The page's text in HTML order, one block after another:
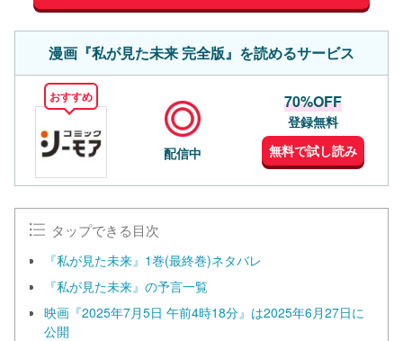
漫画『私が見た未来 完全版』を読めるサービス
おすすめ
配信中
70%OFF
登録無料
無料で試し読み
タップできる目次
『私が見た未来』1巻(最終巻)ネタバレ
『私が見た未来』の予言一覧
映画『2025年7月5日 午前4時18分』は2025年6月27日に
公開